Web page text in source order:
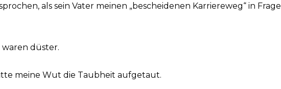
als sein Vater meinen „bescheidenen Karriereweg“ in Frage
düster.
meine Wut die Taubheit aufgetaut.